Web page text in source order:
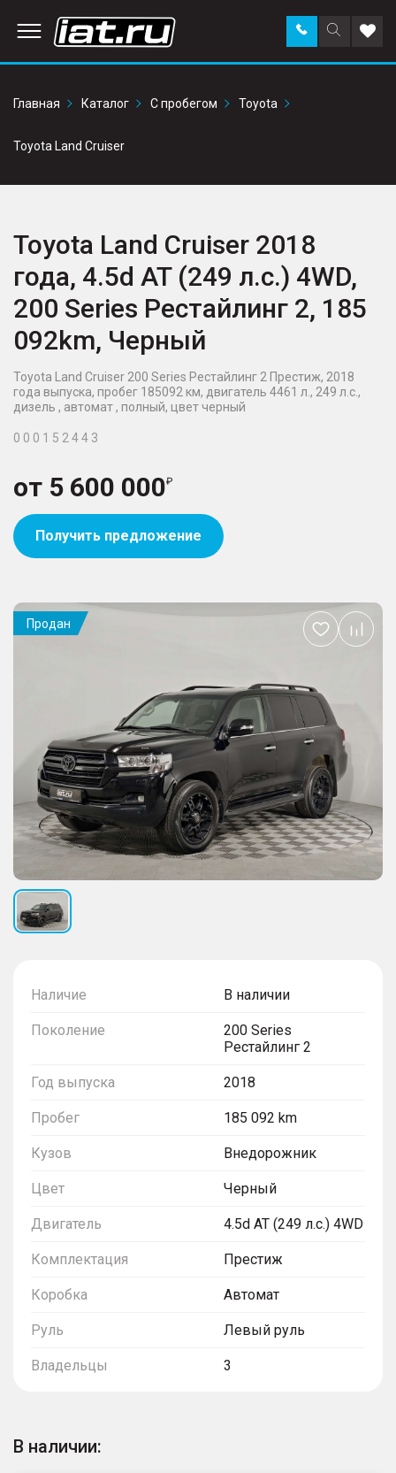
Поиск
по
Заказать
звонок в
Главная
Каталог С пробегом Toyota
Toyota Land Cruiser
Toyota Land Cruiser 2018
года, 4.5d AT (249 л.с.) 4WD,
200 Series Рестайлинг 2, 185
092km, Черный
Toyota Land Cruiser 200 Series Рестайлинг 2 Престиж, 2018
года выпуска, пробег 185092 км, двигатель 4461 л., 249 л.с.,
дизель , автомат , полный, цвет черный
0 0 0 1 5 2 4 4 3
от 5 600 000
Получить предложение
Наличие В наличии
Поколение
200 Series
Рестайлинг 2
Год выпуска 2018
Пробег 185 092 km
Кузов Внедорожник
Цвет Черный
Двигатель 4.5d AT (249 л.с.) 4WD
Комплектация Престиж
Коробка Автомат
Руль Левый руль
Владельцы 3
В наличии:
Продан
Добавить
в